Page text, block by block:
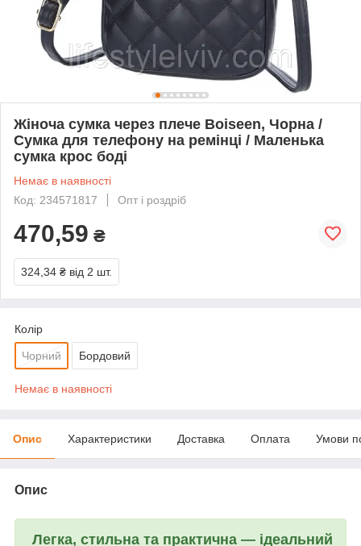
Жіноча сумка через плече Boiseen, Чорна /
Сумка для телефону на ремінці / Маленька
сумка крос боді
Немає в наявності
Код: 234571817
Опт і роздріб
470,59 ₴
324,34 ₴ від 2 шт.
Колір
Чорний Бордовий
Немає в наявності
Опис Характеристики Доставка Оплата Умови
Опис
Легка, стильна та практична — ідеальний